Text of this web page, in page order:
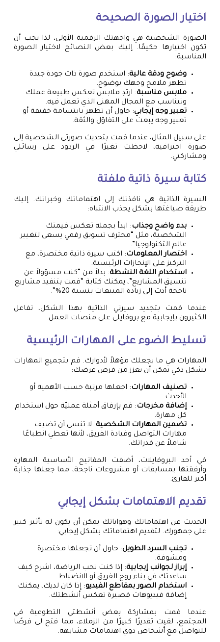
اختيار الصورة الصحيحة
الصورة الشخصية هي واجهتك الرقمية الأولى، لذا يجب أن
تكون اختيارها حكيمًا. إليك بعض النصائح لاختيار الصورة
المناسبة:
وضوح ودقة عالية: استخدم صورة ذات جودة جيدة
تظهر ملامح وجهك بوضوح.
ملابس مناسبة: ارتدِ ملابس تعكس طبيعة عملك
وتتناسب مع المجال المهني الذي تعمل فيه.
تعبير وجه إيجابي: حاول أن تظهر بابتسامة خفيفة أو
تعبير وجه يبعث على التفاؤل والثقة.
على سبيل المثال، عندما قمت بتحديث صورتي الشخصية إلى
صورة احترافية، لاحظت تغيرًا في الردود على رسائلي
ومشاركتي.
كتابة سيرة ذاتية ملفتة
السيرة الذاتية هي نافذتك إلى اهتماماتك وخبراتك. إليك
طريقة صياغتها بشكل يجذب الانتباه:
بدء واضح وجذاب: ابدأ بجملة تعكس قيمتك
الشخصية، مثل “محترف تسويق رقمي يسعى لتغيير
عالم التكنولوجيا”.
اختصار المعلومات: اكتب سيرة ذاتية مختصرة، مع
التركيز على الإنجازات الرئيسية.
استخدام اللغة النشطة: بدلاً من “كنت مسؤولاً عن
تنسيق المشاريع”، يمكنك كتابة “قمت بتنفيذ مشاريع
ناجحة أدت إلى زيادة المبيعات بنسبة 20%”.
عندما قمت بتجديد سيرتي الذاتية بهذا الشكل، تفاعل
الكثيرون بإيجابية مع بروفايلي على منصات العمل.
تسليط الضوء على المهارات الرئيسية
المهارات هي ما يجعلك مؤهلاً لأدوارك. قم بتجميع المهارات
بشكل ذكي يمكن أن يعزز من فرص عرضك:
تصنيف المهارات: اجعلها مرتبة حسب الأهمية أو
الأحدث.
إضافة مخرجات: قم بإرفاق أمثلة عمليّة حول استخدام
كل مهارة.
تضمين المهارات الشخصية: لا تنسى أن تضيف
مهارات التواصل وقيادة الفريق، لأنها تعطي انطباعًا
شاملاً عن قدراتك.
في أحد البروفايلات، أضفت المفاتيح الأساسية المهارة
وأرفقتها بمسابقات أو مشروعات ناجحة، مما جعلها جذابة
أكثر للقارئ.
تقديم الاهتمامات بشكل إيجابي
الحديث عن اهتماماتك وهواياتك يمكن أن يكون له تأثير كبير
على جمهورك. لتقديم اهتماماتك بشكل إيجابي:
تجنب السرد الطويل: حاول أن تجعلها مختصرة
ومشوقة.
إبراز لجوانب إيجابية: إذا كنت تحب الرياضة، اشرح كيف
ساعدتك في بناء روح الفريق أو الانضباط.
استخدام الصور بمقاطع الفيديو: إذا كان لديك، يمكنك
إضافة فيديوهات قصيرة تعكس أنشطتك.
عندما قمت بمشاركة بعض أنشطتي التطوعية في
المجتمع، لقيت تقديرًا كبيرًا من الزملاء، مما فتح لي فرصًا
للتواصل مع أشخاص ذوي اهتمامات مشابهة.